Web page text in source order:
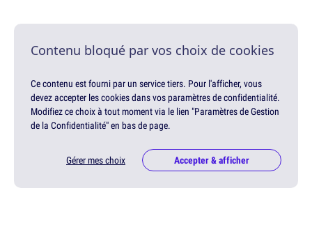
Contenu bloqué par vos choix de cookies
Ce contenu est fourni par un service tiers. Pour l'afficher, vous
devez accepter les cookies dans vos paramètres de confidentialité.
Modifiez ce choix à tout moment via le lien "Paramètres de Gestion
de la Confidentialité" en bas de page.
Gérer mes choix Accepter & afficher